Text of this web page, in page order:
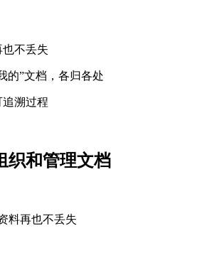
不丢失
的”文档，各归各处
溯过程
织和管理文档
料再也不丢失